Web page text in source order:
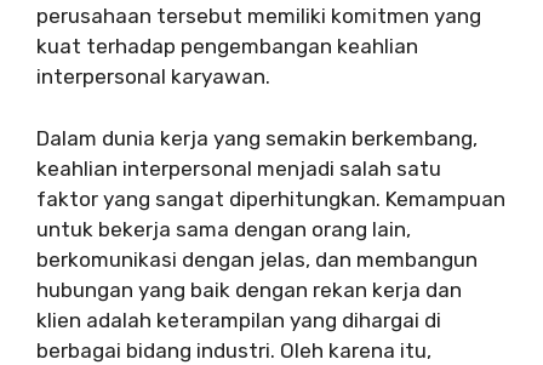
perusahaan tersebut memiliki komitmen yang
kuat terhadap pengembangan keahlian
interpersonal karyawan.
Dalam dunia kerja yang semakin berkembang,
keahlian interpersonal menjadi salah satu
faktor yang sangat diperhitungkan. Kemampuan
untuk bekerja sama dengan orang lain,
berkomunikasi dengan jelas, dan membangun
hubungan yang baik dengan rekan kerja dan
klien adalah keterampilan yang dihargai di
berbagai bidang industri. Oleh karena itu,